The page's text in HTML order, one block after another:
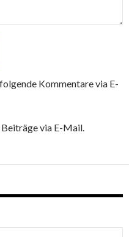
Kommentare via E-
via E-Mail.